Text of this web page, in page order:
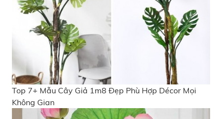
Top 7+ Mẫu Cây Giả 1m8 Đẹp Phù Hợp Décor Mọi
Không Gian